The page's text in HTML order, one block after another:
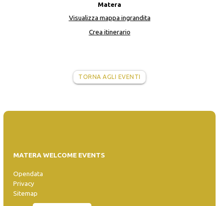
Matera
Visualizza mappa ingrandita
Crea itinerario
TORNA AGLI EVENTI
MATERA WELCOME EVENTS
Opendata
Privacy
Sitemap